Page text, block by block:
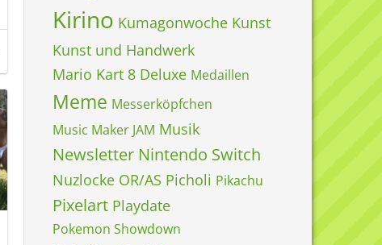
Kirino Kumagonwoche Kunst
Kunst und Handwerk
Mario Kart 8 Deluxe Medaillen
Meme Messerköpfchen
Music Maker JAM Musik
Newsletter Nintendo Switch
Nuzlocke OR/AS Picholi Pikachu
Pixelart Playdate
Pokemon Showdown